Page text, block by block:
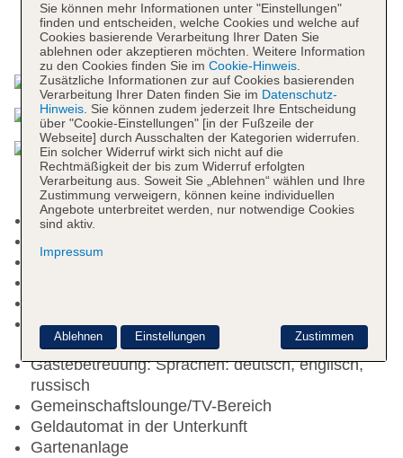
Das bietet Ihre Unterkunft
Nichtraucherhotel, Raucherbereich
Check-out Zeit bis 12:00 Uhr
Rezeption: täglich 24 Stunden, Sprachen:
deutsch, englisch, russisch, Geldwechsel möglich
Gästebetreuung: Sprachen: deutsch, englisch,
russisch
Gemeinschaftslounge/TV-Bereich
Geldautomat in der Unterkunft
Gartenanlage
Sie können mehr Informationen unter "Einstellungen"
finden und entscheiden, welche Cookies und welche auf
Cookies basierende Verarbeitung Ihrer Daten Sie
ablehnen oder akzeptieren möchten. Weitere Information
zu den Cookies finden Sie im Cookie-Hinweis.
Zusätzliche Informationen zur auf Cookies basierenden
Verarbeitung Ihrer Daten finden Sie im Datenschutz-
Hinweis. Sie können zudem jederzeit Ihre Entscheidung
über "Cookie-Einstellungen" [in der Fußzeile der
Webseite] durch Ausschalten der Kategorien widerrufen.
Ein solcher Widerruf wirkt sich nicht auf die
Rechtmäßigkeit der bis zum Widerruf erfolgten
Verarbeitung aus. Soweit Sie „Ablehnen“ wählen und Ihre
Zustimmung verweigern, können keine individuellen
Angebote unterbreitet werden, nur notwendige Cookies
sind aktiv.
Impressum
Zustimmen
Ablehnen Einstellungen